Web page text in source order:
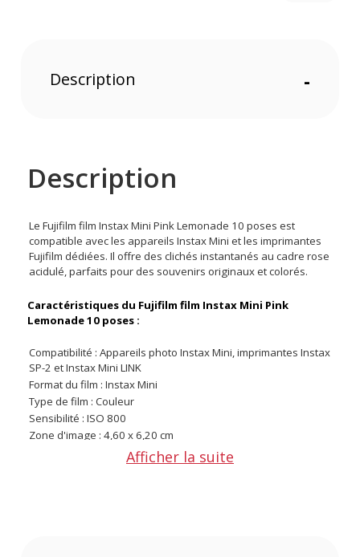
Description -
Description
Le Fujifilm film Instax Mini Pink Lemonade 10 poses est
compatible avec les appareils Instax Mini et les imprimantes
Fujifilm dédiées. Il offre des clichés instantanés au cadre rose
acidulé, parfaits pour des souvenirs originaux et colorés.
Caractéristiques du Fujifilm film Instax Mini Pink
Lemonade 10 poses :
Compatibilité : Appareils photo Instax Mini, imprimantes Instax
SP-2 et Instax Mini LINK
Format du film : Instax Mini
Type de film : Couleur
Sensibilité : ISO 800
Zone d'image : 4,60 x 6,20 cm
Format de l'image : Rectangulaire
Afficher la suite